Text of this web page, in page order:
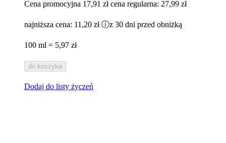
Cena promocyjna 17,91 zł cena regularna: 27,99 zł
najniższa cena: 11,20 zł ⓘz 30 dni przed obniżką
100 ml = 5,97 zł
do koszyka
Dodaj do listy życzeń